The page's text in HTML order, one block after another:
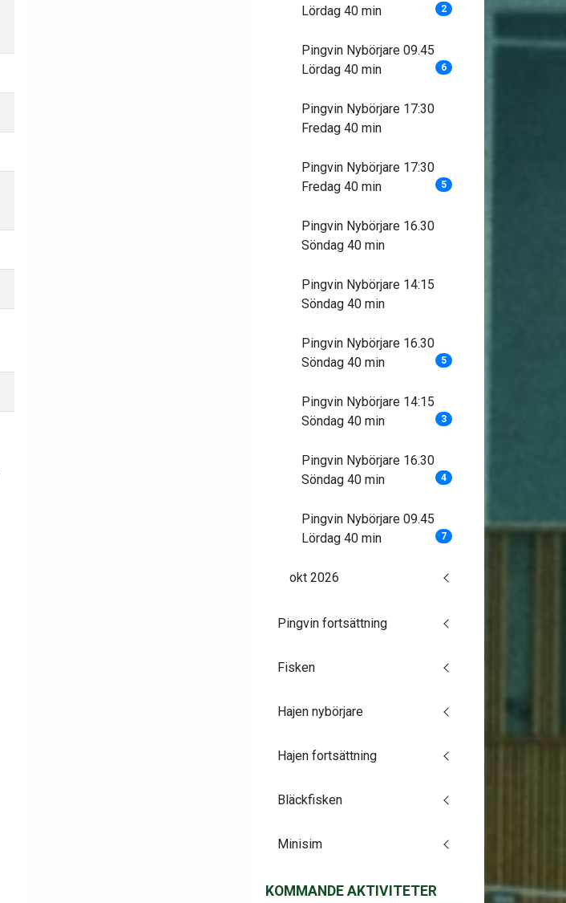
Lördag 40 min
2
Pingvin Nybörjare 09.45
Lördag 40 min
6
Pingvin Nybörjare 17:30
Fredag 40 min
Pingvin Nybörjare 17:30
Fredag 40 min
5
Pingvin Nybörjare 16.30
Söndag 40 min
Pingvin Nybörjare 14:15
Söndag 40 min
Pingvin Nybörjare 16.30
Söndag 40 min
5
Pingvin Nybörjare 14:15
Söndag 40 min
3
Pingvin Nybörjare 16.30
Söndag 40 min
4
Pingvin Nybörjare 09.45
Lördag 40 min
7
okt 2026
Pingvin fortsättning
Fisken
Hajen nybörjare
Hajen fortsättning
Bläckfisken
Minisim
KOMMANDE AKTIVITETER